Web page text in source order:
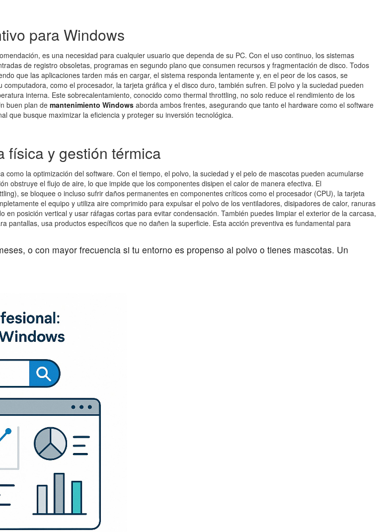
para Windows
es una necesidad para cualquier usuario que dependa de su PC. Con el uso continuo, los sistemas
de registro obsoletas, programas en segundo plano que consumen recursos y fragmentación de disco. Todos
que las aplicaciones tarden más en cargar, el sistema responda lentamente y, en el peor de los casos, se
como el procesador, la tarjeta gráfica y el disco duro, también sufren. El polvo y la suciedad pueden
interna. Este sobrecalentamiento, conocido como thermal throttling, no solo reduce el rendimiento de los
buen plan de mantenimiento Windows aborda ambos frentes, asegurando que tanto el hardware como el software
que busque maximizar la eficiencia y proteger su inversión tecnológica.
física y gestión térmica
como la optimización del software. Con el tiempo, el polvo, la suciedad y el pelo de mascotas pueden acumularse
obstruye el flujo de aire, lo que impide que los componentes disipen el calor de manera efectiva. El
se bloquee o incluso sufrir daños permanentes en componentes críticos como el procesador (CPU), la tarjeta
el equipo y utiliza aire comprimido para expulsar el polvo de los ventiladores, disipadores de calor, ranuras
posición vertical y usar ráfagas cortas para evitar condensación. También puedes limpiar el exterior de la carcasa,
pantallas, usa productos específicos que no dañen la superficie. Esta acción preventiva es fundamental para
o con mayor frecuencia si tu entorno es propenso al polvo o tienes mascotas. Un